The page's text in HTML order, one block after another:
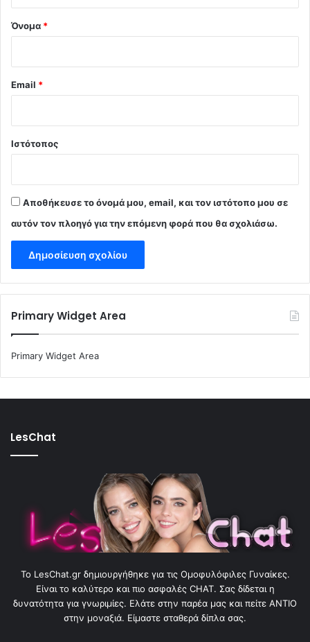
Όνομα *
Email *
Ιστότοπος
Αποθήκευσε το όνομά μου, email, και τον ιστότοπο μου σε
αυτόν τον πλοηγό για την επόμενη φορά που θα σχολιάσω.
Primary Widget Area
Primary Widget Area
LesChat
To LesChat.gr δημιουργήθηκε για τις Ομοφυλόφιλες Γυναίκες.
Είναι το καλύτερο και πιο ασφαλές CHAT. Σας δίδεται η
δυνατότητα για γνωριμίες. Ελάτε στην παρέα μας και πείτε ΑΝΤΙΟ
στην μοναξιά. Είμαστε σταθερά δίπλα σας.